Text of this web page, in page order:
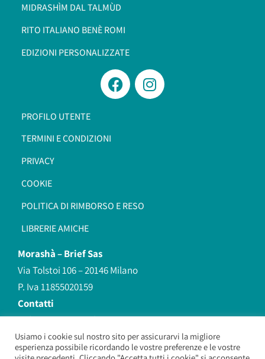
MIDRASHÌM DAL TALMÙD
RITO ITALIANO BENÈ ROMI​
EDIZIONI PERSONALIZZATE
PROFILO UTENTE
TERMINI E CONDIZIONI
PRIVACY
COOKIE
POLITICA DI RIMBORSO E RESO
LIBRERIE AMICHE
Morashà –Brief Sas
Via Tolstoi 106 – 20146 Milano
P. Iva 11855020159
Contatti
redazione@morasha.it
339 8596707
(anche Whatsapp)
Usiamo i cookie sul nostro sito per assicurarvi la migliore
esperienza possibile ricordando le vostre preferenze e le vostre